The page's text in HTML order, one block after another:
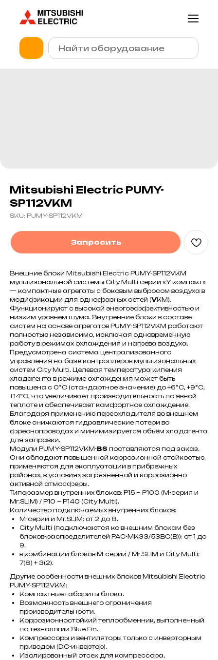
Mitsubishi Electric PUMY-
SP112VKM
SKU: PUMY-SP112VKM
Запросить
Внешние блоки Mitsubishi Electric PUMY-SP112VKM
мультизональной системы City Multi серии «Y-компакт»
— компактные агрегаты с боковым выбросом воздуха в
модификации для однофазных сетей (VKM).
Функционируют с высокой энергоэффективностью и
низким уровнем шума. Внутренние блоки в составе
систем на основе агрегатов PUMY-SP112VKM работают
полностью независимо, исключая одновременную
работу в режимах охлаждения и нагрева воздуха.
Предусмотрена система централизованного
управления на базе контроллеров мультизональных
систем City Multi. Целевая температура кипения
хладагента в режиме охлаждения может быть
повышена с 0°С (стандартное значение) до +6°С, +9°С,
+14°С, что увеличивает производительность по явной
теплоте и обеспечивает комфортное охлаждение.
Благодаря применению переохладителя во внешнем
блоке снижаются гидравлические потери во
фреонопроводах и минимизируется объём хладагента
для заправки.
Модули PUMY-SP112VKM-BS поставляются под заказ.
Они обладают повышенной коррозионной стойкостью,
применяются для эксплуатации в прибрежных
районах, в условиях загрязненной и коррозионно-
активной атмосферы.
Типоразмер внутренних блоков: Р15 ~ Р100 (М-серия и
Mr.SLIM) / Р10 ~ Р140 (City Multi).
Количество подключаемых внутренних блоков:
M-серии и Mr.SLIM: от 2 до 8.
City Multi (подключаются ко внешним блокам без
блоков-распределителей PAC-MK33/53BC(B)): от 1 до
9.
в комбинации блоков M-серии / Mr.SLIM и City Multi:
7(8) + 3(2).
Другие особенности внешних блоков Mitsubishi Electric
PUMY-SP112VKM:
Компактные габариты блока.
Возможность внешнего ограничения
производительности.
Коррозионностойкий теплообменник, выполненный
по технологии Blue Fin.
Компрессоры и вентиляторы только с инверторным
приводом (DC-инвертор).
Изолированный отсек для компрессора,